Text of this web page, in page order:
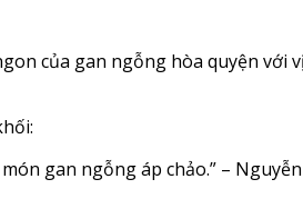
của gan ngỗng hòa quyện với
gan ngỗng áp chảo.” – Nguyễn